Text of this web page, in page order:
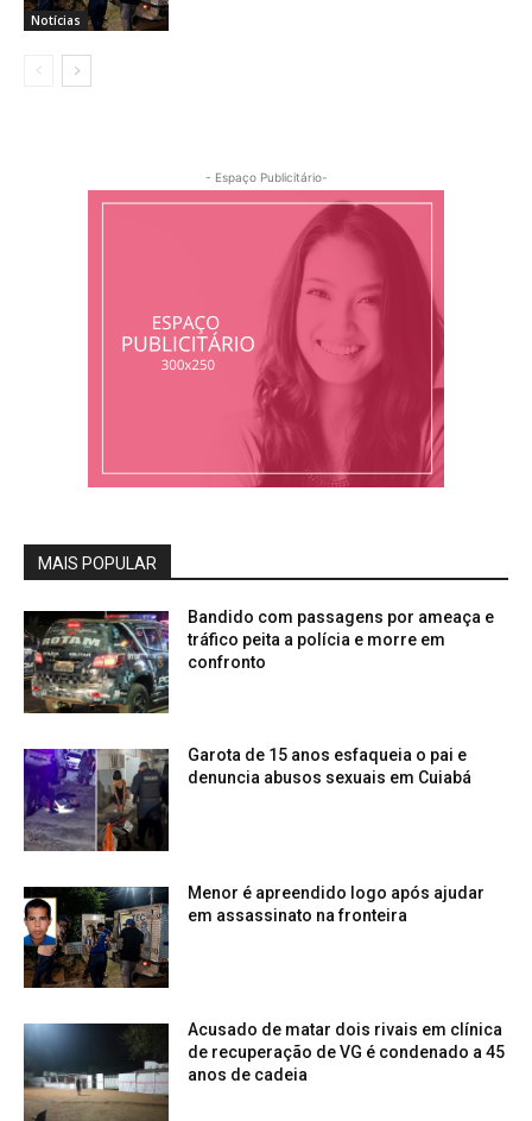
Notícias
- Espaço Publicitário-
MAIS POPULAR
Bandido com passagens por ameaça e
tráfico peita a polícia e morre em
confronto
Garota de 15 anos esfaqueia o pai e
denuncia abusos sexuais em Cuiabá
Menor é apreendido logo após ajudar
em assassinato na fronteira
Acusado de matar dois rivais em clínica
de recuperação de VG é condenado a 45
anos de cadeia